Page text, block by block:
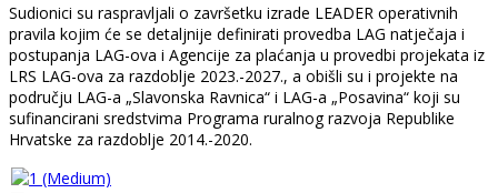
Sudionici su raspravljali o završetku izrade LEADER operativnih
pravila kojim će se detaljnije definirati provedba LAG natječaja i
postupanja LAG-ova i Agencije za plaćanja u provedbi projekata iz
LRS LAG-ova za razdoblje 2023.-2027., a obišli su i projekte na
području LAG-a „Slavonska Ravnica“ i LAG-a „Posavina“ koji su
sufinancirani sredstvima Programa ruralnog razvoja Republike
Hrvatske za razdoblje 2014.-2020.